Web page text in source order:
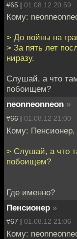
#65 | 01.08.12 20:59
Кому:
> До войны на
> За пять лет
ниразу.
Слушай, а что
побоищем?
neonneonneon »
#66 | 01.08.12 21:00
Кому: Пенсионер,
> Слушай, а что
побоищем?
Где именно?
Пенсионер »
#67 | 01.08.12 21:06
Кому: